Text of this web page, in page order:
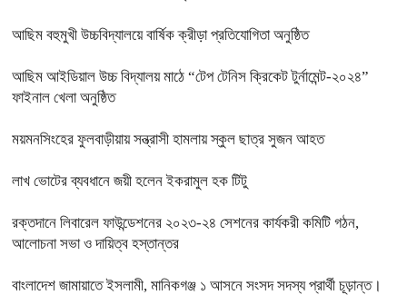
আছিম বহুমুখী উচ্চবিদ্যালয়ে বার্ষিক ক্রীড়া প্রতিযোগিতা অনুষ্ঠিত
আছিম আইডিয়াল উচ্চ বিদ্যালয় মাঠে “টেপ টেনিস ক্রিকেট টুর্নামেন্ট-২০২৪”
ফাইনাল খেলা অনুষ্ঠিত
ময়মনসিংহের ফুলবাড়ীয়ায় সন্ত্রাসী হামলায় স্কুল ছাত্র সুজন আহত
লাখ ভোটের ব্যবধানে জয়ী হলেন ইকরামুল হক টিটু
রক্তদানে লিবারেল ফাউন্ডেশনের ২০২৩-২৪ সেশনের কার্যকরী কমিটি গঠন,
আলোচনা সভা ও দায়িত্ব হস্তান্তর
বাংলাদেশ জামায়াতে ইসলামী, মানিকগঞ্জ ১ আসনে সংসদ সদস্য প্রার্থী চূড়ান্ত।